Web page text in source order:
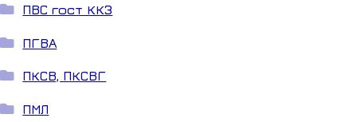
ПВС гост ККЗ
ПГВА
ПКСВ, ПКСВГ
ПМЛ